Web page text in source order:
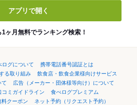
アプリで開く
ヶ月無料でランキング検索！
ログについて
携帯電話番号認証とは
る取り組み
飲食店・飲食企業様向けサービス
て
広告（メーカー・団体様等向け）について
コミガイドライン
食べログプレミアム
クーポン
ネット予約（リクエスト予約）